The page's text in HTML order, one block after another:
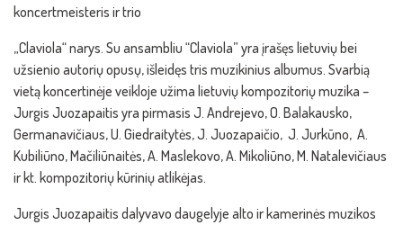
koncertmeisteris ir trio
„Claviola“ narys. Su ansambliu “Claviola” yra įrašęs lietuvių bei
užsienio autorių opusų, išleidęs tris muzikinius albumus. Svarbią
vietą koncertinėje veikloje užima lietuvių kompozitorių muzika –
Jurgis Juozapaitis yra pirmasis J. Andrejevo, O. Balakausko,
Germanavičiaus, U. Giedraitytės, J. Juozapaičio, J. Jurkūno, A.
Kubiliūno, Mačiliūnaitės, A. Maslekovo, A. Mikoliūno, M. Natalevičiaus
ir kt. kompozitorių kūrinių atlikėjas.
Jurgis Juozapaitis dalyvavo daugelyje alto ir kamerinės muzikos